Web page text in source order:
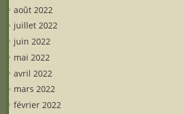
août 2022
juillet 2022
juin 2022
mai 2022
avril 2022
mars 2022
février 2022